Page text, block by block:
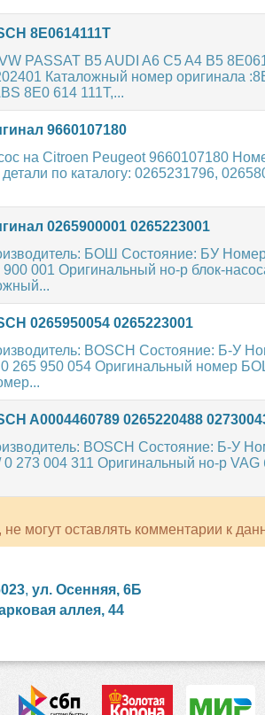
8E0614111T
PASSAT B5 AUDI A6 C5 A4 B5
Каталожный номер оригинала
8E0 614 111T,...
9660107180
на Citroen Peugeot 9660107180
по каталогу: 0265231796,
0265900001 0265223001
БОШ Состояние: БУ Номер
001 Оригинальный но-р блок-
0265950054 0265223001
BOSCH Состояние: Б-У
265 950 054 Оригинальный номер
A0004460789 0265220488
BOSCH Состояние: Б-У
273 004 311 Оригинальный но-р VAG
, не могут оставлять комментарии к
, ул. Осенняя, 6Б
аллея, 44